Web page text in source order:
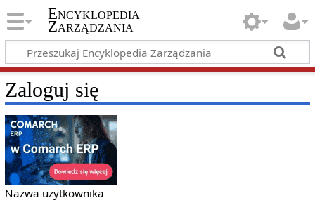
Encyklopedia
Zarządzania
Zaloguj się
Nazwa użytkownika